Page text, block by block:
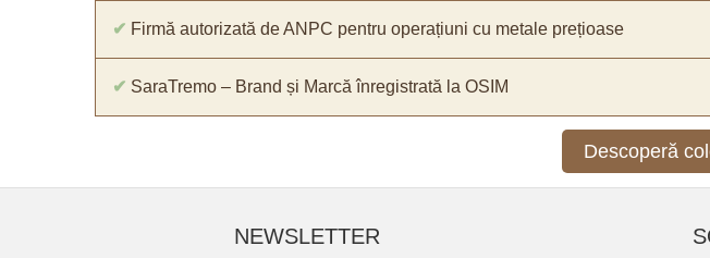
✔ Firmă autorizată de ANPC pentru operațiuni cu metale prețioase
✔ SaraTremo – Brand și Marcă înregistrată la OSIM
Descoperă
NEWSLETTER